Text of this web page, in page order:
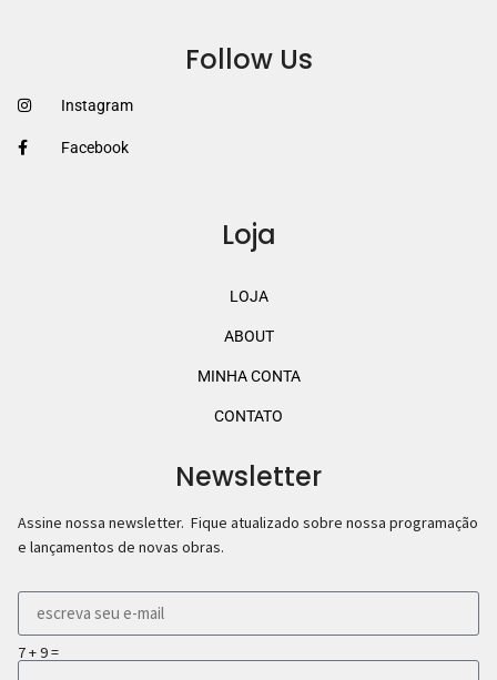
Follow Us
Instagram
Facebook
Loja
LOJA
ABOUT
MINHA CONTA
CONTATO
Newsletter
Assine nossa newsletter. Fique atualizado sobre nossa programação
e lançamentos de novas obras.
7 + 9 =